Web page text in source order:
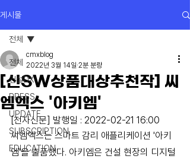
게시물
전체
건설DX
PRESS
UPDATE
SUBSCRIPTION
EDUCATION
전체
[신SW상품대상추천작] 씨
엠엑스 '아키엠'
cmxblog
2022년 3월 14일 2분 분량
[전자신문] 발행일 : 2022-02-21 16:00
씨엠엑스는 스마트 감리 애플리케이션 '아키
엠'을 출품했다. 아키엠은 건설 현장의 디지털